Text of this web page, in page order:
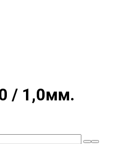
/ 1,0мм.